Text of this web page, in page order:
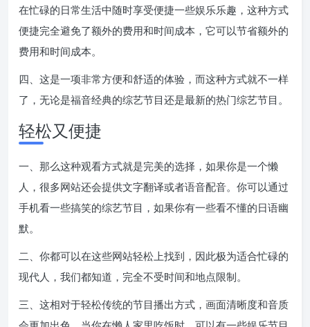
在忙碌的日常生活中随时享受便捷一些娱乐乐趣，这种方式
便捷完全避免了额外的费用和时间成本，它可以节省额外的
费用和时间成本。
四、这是一项非常方便和舒适的体验，而这种方式就不一样
了，无论是福音经典的综艺节目还是最新的热门综艺节目。
轻松又便捷
一、那么这种观看方式就是完美的选择，如果你是一个懒
人，很多网站还会提供文字翻译或者语音配音。你可以通过
手机看一些搞笑的综艺节目，如果你有一些看不懂的日语幽
默。
二、你都可以在这些网站轻松上找到，因此极为适合忙碌的
现代人，我们都知道，完全不受时间和地点限制。
三、这相对于轻松传统的节目播出方式，画面清晰度和音质